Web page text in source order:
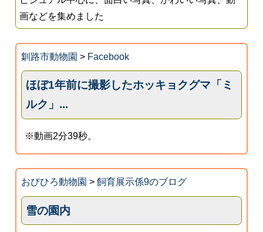
画などを集めました
釧路市動物園 > Facebook
ほぼ1年前に撮影したホッキョクグマ「ミ
ルク」...
※動画2分39秒。
おびひろ動物園 > 飼育展示係9のブログ
雪の園内